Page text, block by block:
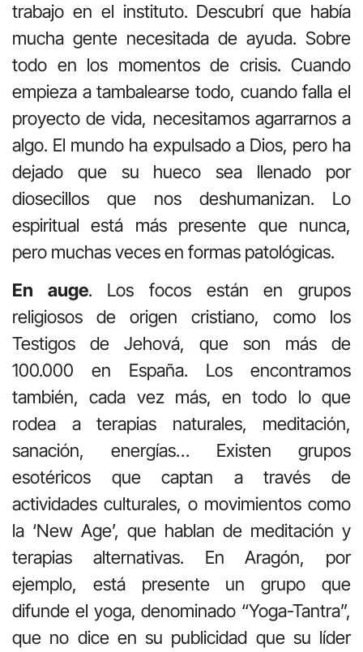
trabajo en el instituto. Descubrí que había
mucha gente necesitada de ayuda. Sobre
todo en los momentos de crisis. Cuando
empieza a tambalearse todo, cuando falla el
proyecto de vida, necesitamos agarrarnos a
algo. El mundo ha expulsado a Dios, pero ha
dejado que su hueco sea llenado por
diosecillos que nos deshumanizan. Lo
espiritual está más presente que nunca,
pero muchas veces en formas patológicas.
En auge. Los focos están en grupos
religiosos de origen cristiano, como los
Testigos de Jehová, que son más de
100.000 en España. Los encontramos
también, cada vez más, en todo lo que
rodea a terapias naturales, meditación,
sanación, energías… Existen grupos
esotéricos que captan a través de
actividades culturales, o movimientos como
la ‘New Age’, que hablan de meditación y
terapias alternativas. En Aragón, por
ejemplo, está presente un grupo que
difunde el yoga, denominado “Yoga-Tantra”,
que no dice en su publicidad que su líder